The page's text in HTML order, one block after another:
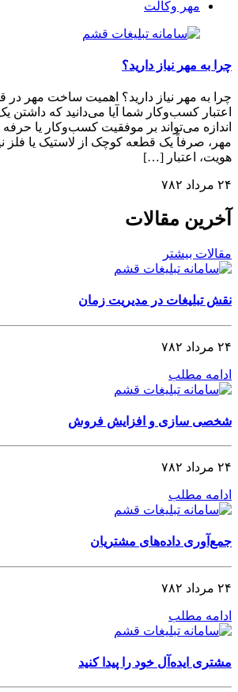
مهر وکالت
چرا به مهر نیاز دارید؟
چرا به مهر نیاز دارید؟ اهمیت ساخت مهر
اعتبار کسب‌وکار شما آیا می‌دانید که داشتن
اندازه می‌تواند بر موفقیت کسب‌وکار یا حرفه
مهر، صرفاً یک قطعه کوچک از لاستیک یا فلز
هویت، اعتبار […]
۲۴ مرداد ۷۸۲
آخرین مقالات
مقالات بیشتر
نقش تبلیغات در مدیریت زمان
۲۴ مرداد ۷۸۲
ادامه مطلب
شخصی‌ سازی و افزایش فروش
۲۴ مرداد ۷۸۲
ادامه مطلب
جمع‌آوری داده‌های مشتریان
۲۴ مرداد ۷۸۲
ادامه مطلب
مشتری ایده‌آل خود را پیدا کنید